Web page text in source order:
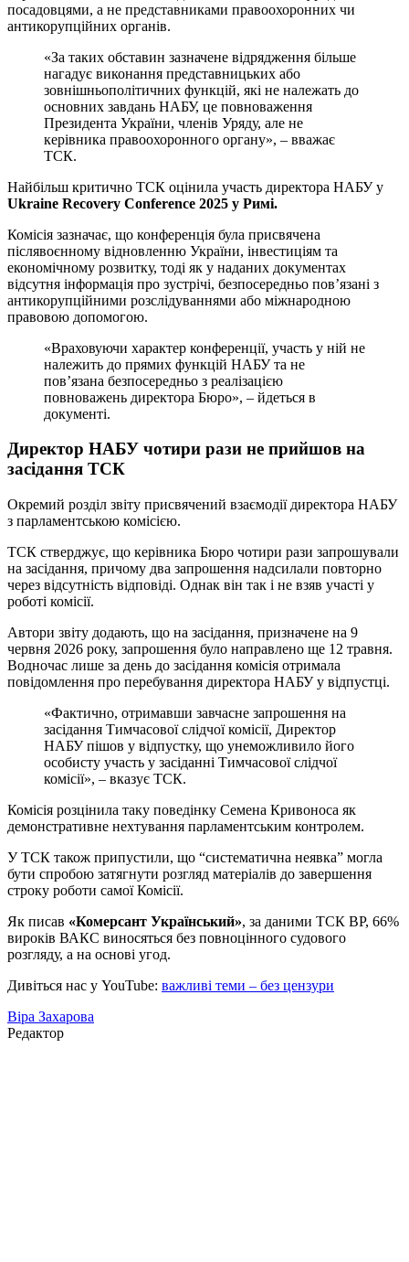
посадовцями, а не представниками правоохоронних чи
антикорупційних органів.
«За таких обставин зазначене відрядження більше
нагадує виконання представницьких або
зовнішньополітичних функцій, які не належать до
основних завдань НАБУ, це повноваження
Президента України, членів Уряду, але не
керівника правоохоронного органу», – вважає
ТСК.
Найбільш критично ТСК оцінила участь директора НАБУ у
Ukraine Recovery Conference 2025 у Римі.
Комісія зазначає, що конференція була присвячена
післявоєнному відновленню України, інвестиціям та
економічному розвитку, тоді як у наданих документах
відсутня інформація про зустрічі, безпосередньо пов’язані з
антикорупційними розслідуваннями або міжнародною
правовою допомогою.
«Враховуючи характер конференції, участь у ній не
належить до прямих функцій НАБУ та не
пов’язана безпосередньо з реалізацією
повноважень директора Бюро», – йдеться в
документі.
Директор НАБУ чотири рази не прийшов на
засідання ТСК
Окремий розділ звіту присвячений взаємодії директора НАБУ
з парламентською комісією.
ТСК стверджує, що керівника Бюро чотири рази запрошували
на засідання, причому два запрошення надсилали повторно
через відсутність відповіді. Однак він так і не взяв участі у
роботі комісії.
Автори звіту додають, що на засідання, призначене на 9
червня 2026 року, запрошення було направлено ще 12 травня.
Водночас лише за день до засідання комісія отримала
повідомлення про перебування директора НАБУ у відпустці.
«Фактично, отримавши завчасне запрошення на
засідання Тимчасової слідчої комісії, Директор
НАБУ пішов у відпустку, що унеможливило його
особисту участь у засіданні Тимчасової слідчої
комісії», – вказує ТСК.
Комісія розцінила таку поведінку Семена Кривоноса як
демонстративне нехтування парламентським контролем.
У ТСК також припустили, що “систематична неявка” могла
бути спробою затягнути розгляд матеріалів до завершення
строку роботи самої Комісії.
Як писав «Комерсант Український», за даними ТСК ВР, 66%
вироків ВАКС виносяться без повноцінного судового
розгляду, а на основі угод.
Дивіться нас у YouTube: важливі теми – без цензури
Віра Захарова
Редактор